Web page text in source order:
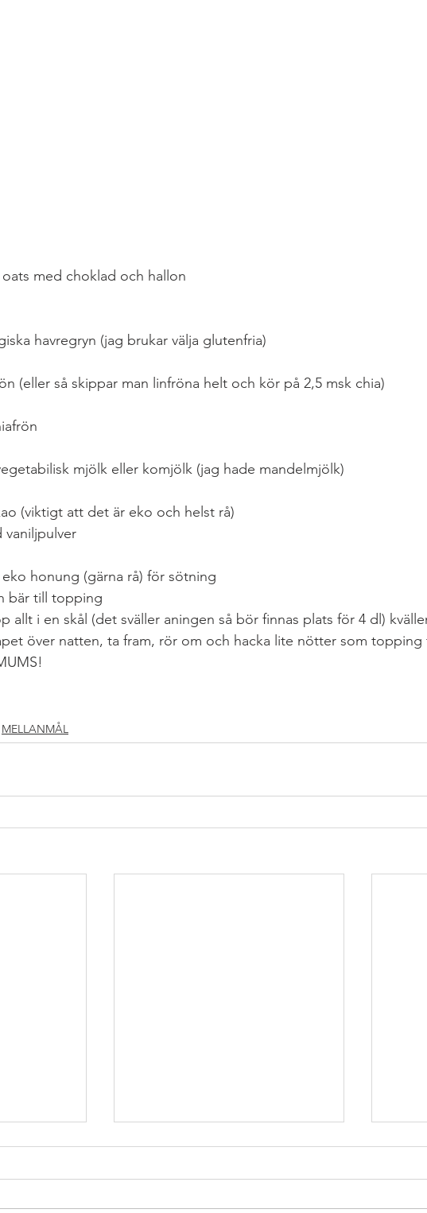
med choklad och hallon
havregryn (jag brukar välja glutenfria)
(eller så skippar man linfröna helt och kör på 2,5 msk chia)
mjölk eller komjölk (jag hade mandelmjölk)
(viktigt att det är eko och helst rå)
vaniljpulver
honung (gärna rå) för sötning
bär till topping
allt i en skål (det sväller aningen så bör finnas plats för 4 dl)
över natten, ta fram, rör om och hacka lite nötter som topping
MELLANMÅL